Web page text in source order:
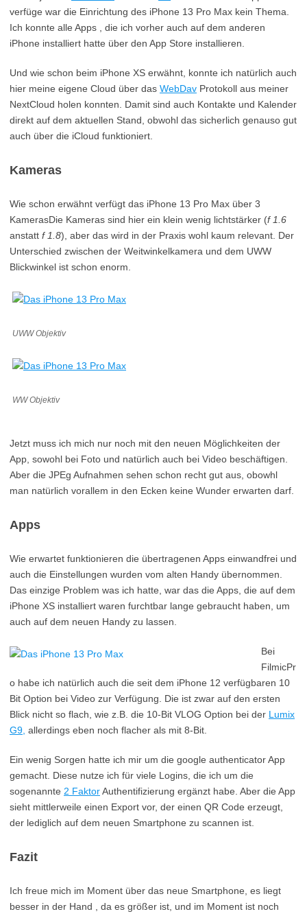
verfüge war die Einrichtung des iPhone 13 Pro Max kein Thema.
Ich konnte alle Apps , die ich vorher auch auf dem anderen
iPhone installiert hatte über den App Store installieren.
Und wie schon beim iPhone XS erwähnt, konnte ich natürlich auch
hier meine eigene Cloud über das WebDav Protokoll aus meiner
NextCloud holen konnten. Damit sind auch Kontakte und Kalender
direkt auf dem aktuellen Stand, obwohl das sicherlich genauso gut
auch über die iCloud funktioniert.
Kameras
Wie schon erwähnt verfügt das iPhone 13 Pro Max über 3
KamerasDie Kameras sind hier ein klein wenig lichtstärker (f 1.6
anstatt f 1.8), aber das wird in der Praxis wohl kaum relevant. Der
Unterschied zwischen der Weitwinkelkamera und dem UWW
Blickwinkel ist schon enorm.
UWW Objektiv
WW Objektiv
Jetzt muss ich mich nur noch mit den neuen Möglichkeiten der
App, sowohl bei Foto und natürlich auch bei Video beschäftigen.
Aber die JPEg Aufnahmen sehen schon recht gut aus, obowhl
man natürlich vorallem in den Ecken keine Wunder erwarten darf.
Apps
Wie erwartet funktionieren die übertragenen Apps einwandfrei und
auch die Einstellungen wurden vom alten Handy übernommen.
Das einzige Problem was ich hatte, war das die Apps, die auf dem
iPhone XS installiert waren furchtbar lange gebraucht haben, um
auch auf dem neuen Handy zu lassen.
Bei
FilmicPr
o habe ich natürlich auch die seit dem iPhone 12 verfügbaren 10
Bit Option bei Video zur Verfügung. Die ist zwar auf den ersten
Blick nicht so flach, wie z.B. die 10-Bit VLOG Option bei der Lumix
G9, allerdings eben noch flacher als mit 8-Bit.
Ein wenig Sorgen hatte ich mir um die google authenticator App
gemacht. Diese nutze ich für viele Logins, die ich um die
sogenannte 2 FaktorAuthentifizierung ergänzt habe. Aber die App
sieht mittlerweile einen Export vor, der einen QR Code erzeugt,
der lediglich auf dem neuen Smartphone zu scannen ist.
Fazit
Ich freue mich im Moment über das neue Smartphone, es liegt
besser in der Hand , da es größer ist, und im Moment ist noch